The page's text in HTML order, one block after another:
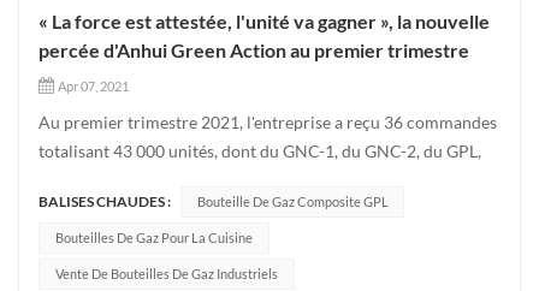
« La force est attestée, l'unité va gagner », la nouvelle
percée d'Anhui Green Action au premier trimestre
Apr 07, 2021
Au premier trimestre 2021, l'entreprise a reçu 36 commandes
totalisant 43 000 unités, dont du GNC-1, du GNC-2, du GPL,
est difficile au début, non seulement pour un bon début
d'année 2021, mais aussi pour que le travail de l'entrepris...
BALISES CHAUDES : Bouteille De Gaz Composite GPL
Bouteilles De Gaz Pour La Cuisine
Vente De Bouteilles De Gaz Industriels